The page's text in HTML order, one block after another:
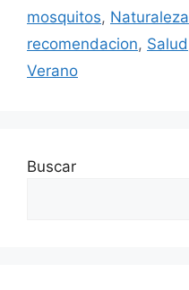
mosquitos, Naturaleza
recomendacion, Salud
Verano
Buscar